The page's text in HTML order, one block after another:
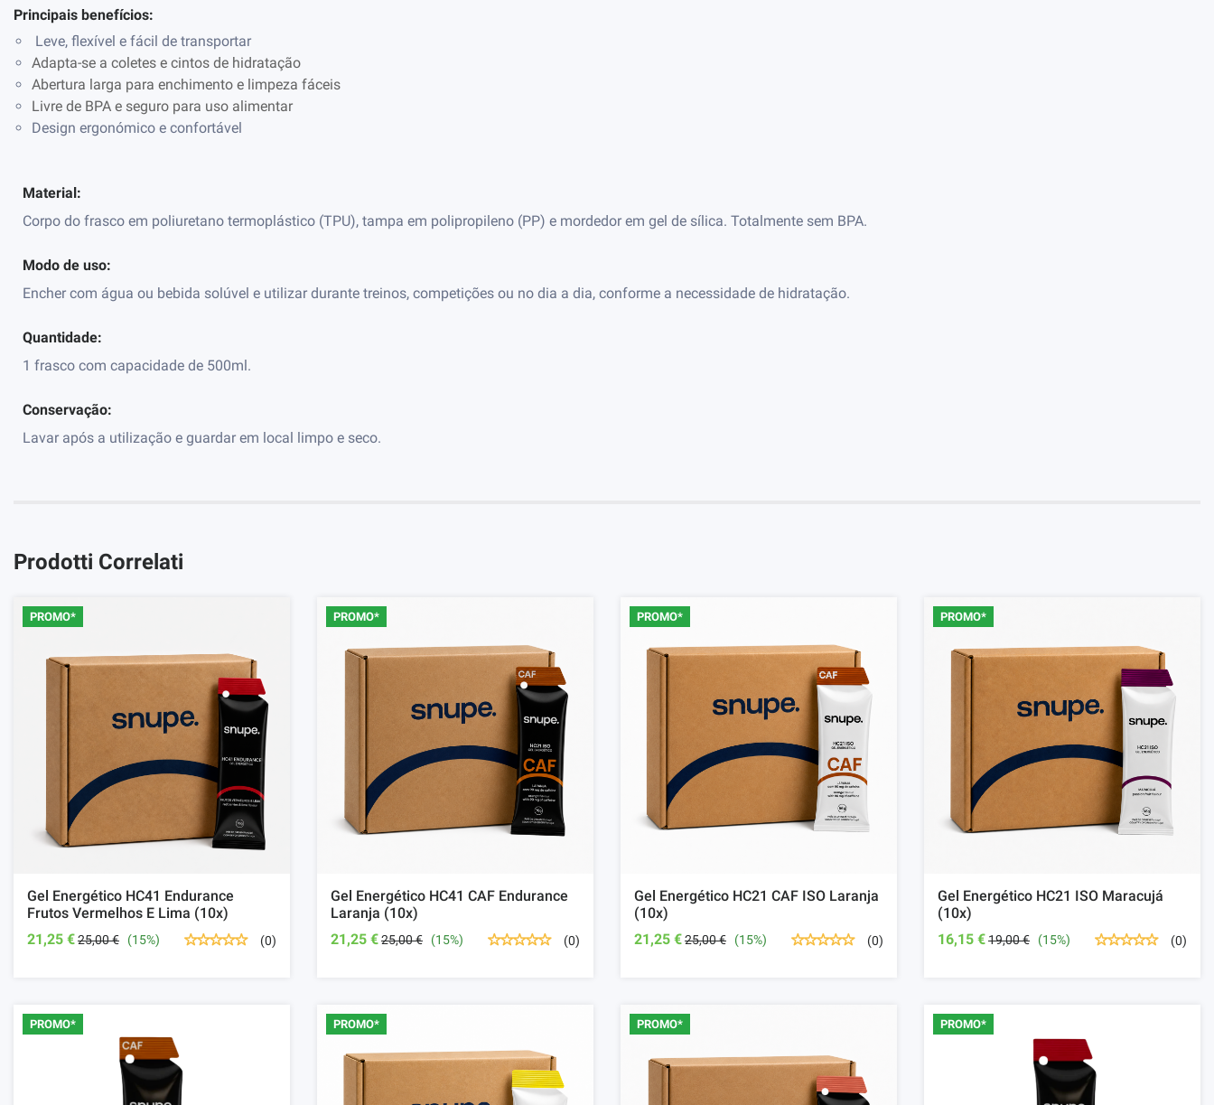
Principais benefícios:
Leve, flexível e fácil de transportar
Adapta-se a coletes e cintos de hidratação
Abertura larga para enchimento e limpeza fáceis
Livre de BPA e seguro para uso alimentar
Design ergonómico e confortável
Material:
Corpo do frasco em poliuretano termoplástico (TPU), tampa em polipropileno (PP) e mordedor em gel de sílica. Totalmente sem BPA.
Modo de uso:
Encher com água ou bebida solúvel e utilizar durante treinos, competições ou no dia a dia, conforme a necessidade de hidratação.
Quantidade:
1 frasco com capacidade de 500ml.
Conservação:
Lavar após a utilização e guardar em local limpo e seco.
Prodotti Correlati
PROMO*
Gel Energético HC41 Endurance
Frutos Vermelhos E Lima (10x)
21,25 €25,00 € (15%) (0)
PROMO*
Gel Energético HC41 CAF Endurance
Laranja (10x)
21,25 €25,00 € (15%) (0)
PROMO*
Gel Energético HC21 CAF ISO Laranja
(10x)
21,25 €25,00 € (15%) (0)
PROMO*
Gel Energético HC21 ISO Maracujá
(10x)
16,15 €19,00 € (15%) (0)
PROMO* PROMO* PROMO* PROMO*